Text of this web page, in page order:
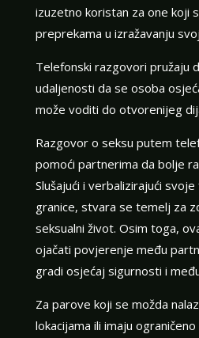
izuzetno koristan za one koji
preprekama u izražavanju
Telefonski razgovori pružaju
udaljenosti da se osoba
može voditi do otvorenijeg
Razgovor o seksu putem
pomoći partnerima da bolje
Slušajući i verbalizirajući
granice, stvara se temelj za
seksualni život. Osim toga,
ojačati povjerenje među
gradi osjećaj sigurnosti i
Za parove koji se možda
lokacijama ili imaju